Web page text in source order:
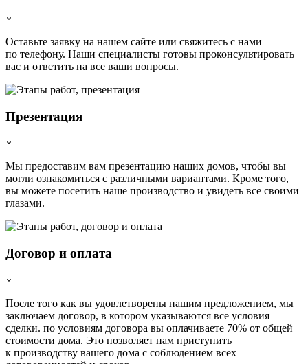
Оставьте заявку на нашем сайте или свяжитесь с нами
по телефону. Наши специалисты готовы проконсультировать
вас и ответить на все ваши вопросы.
Презентация
Мы предоставим вам презентацию наших домов, чтобы вы
могли ознакомиться с различными вариантами. Кроме того,
вы можете посетить наше производство и увидеть все своими
глазами.
Договор и оплата
После того как вы удовлетворены нашим предложением, мы
заключаем договор, в котором указываются все условия
сделки. по условиям договора вы оплачиваете 70% от общей
стоимости дома. Это позволяет нам приступить
к производству вашего дома с соблюдением всех